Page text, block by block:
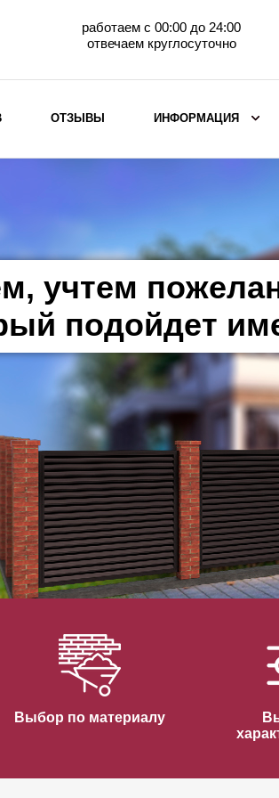
работаем с 00:00 до 24:00
отвечаем круглосуточно
заборы для дачи
жалюзи с кирпичными столбами
заборы
ограждения
ПО ХАРАКТЕРИСТИКАМ
заборы
заборы
дизайнерские заборы
ПО СПОСОБУ МОНТАЖА
под ключ
заборы
заборы
ОТЗЫВЫ ИНФОРМАЦИЯ
учтем
подойдет
Выбор по материалу